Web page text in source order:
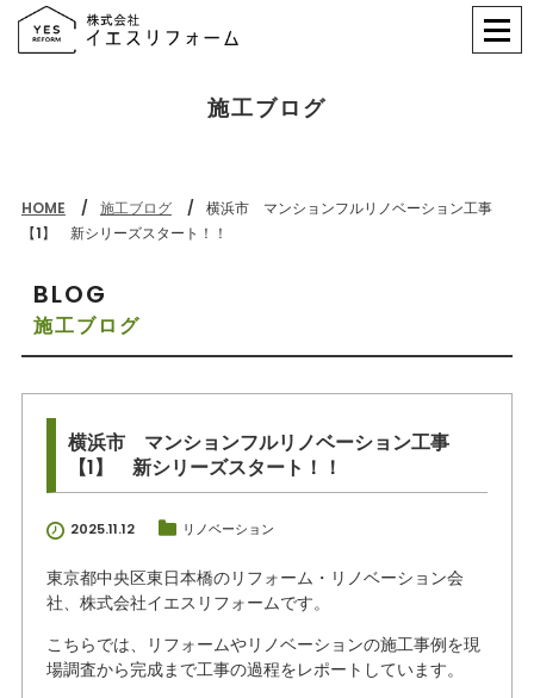
施工ブログ
HOME 施工ブログ
横浜市 マンションフルリノベーション工事
【1】 新シリーズスタート！！
BLOG
施工ブログ
横浜市 マンションフルリノベーション工事
【1】 新シリーズスタート！！
2025.11.12 リノベーション
東京都中央区東日本橋のリフォーム・リノベーション会
社、株式会社イエスリフォームです。
こちらでは、リフォームやリノベーションの施工事例を現
場調査から完成まで工事の過程をレポートしています。